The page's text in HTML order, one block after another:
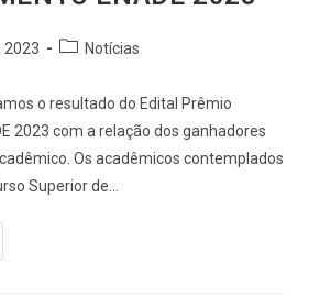
2023 Notícias
o resultado do Edital Prêmio
2023 com a relação dos ganhadores
Os acadêmicos contemplados
Superior de…